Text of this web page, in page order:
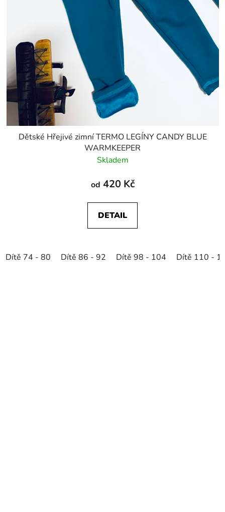
Dětské Hřejivé zimní TERMO LEGÍNY CANDY BLUE
WARMKEEPER
Skladem
od 420 Kč
DETAIL
Dítě 74 - 80 Dítě 86 - 92 Dítě 98 - 104 Dítě 110 -